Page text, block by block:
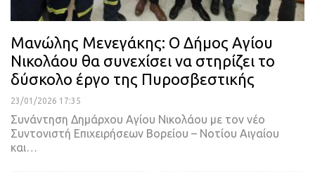
Μανώλης Μενεγάκης: Ο Δήμος Αγίου
Νικολάου θα συνεχίσει να στηρίζει το
δύσκολο έργο της Πυροσβεστικής
23/01/2026 17:35
Συνάντηση Δημάρχου Αγίου Νικολάου με τον νέο
Συντονιστή Επιχειρήσεων Βορείου – Νοτίου Αιγαίου
και…